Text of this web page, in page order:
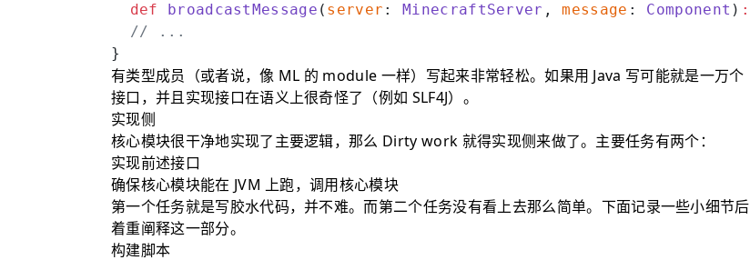
  def
broadcastMessage ( server : MinecraftServer , message : Component ) :
  // ...
}
有类型成员（或者说，像 ML 的 module 一样）写起来非常轻松。如果用 Java 写可能就是一万个
接口，并且实现接口在语义上很奇怪了（例如 SLF4J）。
实现侧
核心模块很干净地实现了主要逻辑，那么 Dirty work 就得实现侧来做了。主要任务有两个：
实现前述接口
确保核心模块能在 JVM 上跑，调用核心模块
第一个任务就是写胶水代码，并不难。而第二个任务没有看上去那么简单。下面记录一些小细节后
着重阐释这一部分。
构建脚本